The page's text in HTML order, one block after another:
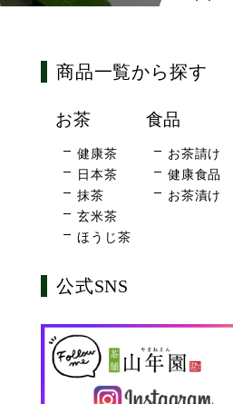
商品一覧から探す
お茶
健康茶
日本茶
抹茶
玄米茶
ほうじ茶
食品
お茶請け
健康食品
お茶漬け
公式SNS